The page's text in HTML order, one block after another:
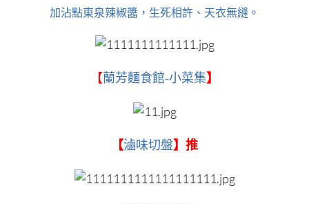
加沾點東泉辣椒醬，生死相許、天衣無縫。
【蘭芳麵食館-小菜集】
【滷味切盤】推